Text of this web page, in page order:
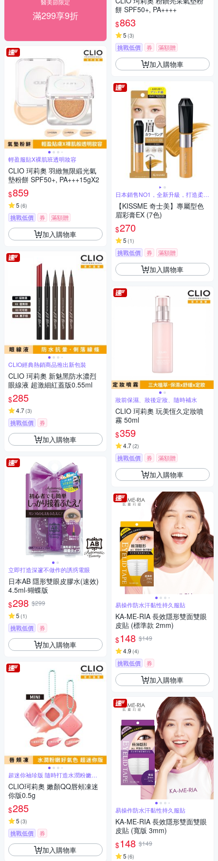
醫美節限定
滿299享9折
輕盈服貼X裸肌班透明妝容
CLIO 珂莉奧 羽緻無限緞光氣
墊粉餅 SPF50+, PA+++15gX2
$859
5 (6)
挑戰低價 券 滿額贈
加入購物車
CLIO經典熱銷商品推出新包裝
CLIO 珂莉奧 新魅黑防水濃烈
眼線液 超激細紅蓋版0.55ml
$285
4.7(3)
挑戰低價 券
加入購物車
立即打造深邃不做作的誘惑電眼
日本AB 隱形雙眼皮膠水(速效)
4.5ml-蝴蝶版
$298 $299
5 (1)
挑戰低價 券
加入購物車
超迷你袖珍版 隨時打造水潤粉嫩好
氣色
CLIO珂莉奧 嫩顏QQ唇頰凍迷
你版0.5g
$285
5 (3)
挑戰低價 券
加入購物車
餅 SPF50+, PA++++
$863
5 (3)
挑戰低價 券 滿額贈
加入購物車
日本銷售NO1，全新升級，打造柔和
自然眉
【KISSME 奇士美】專屬型色
眉彩膏EX (7色)
$270
5 (1)
挑戰低價 券 滿額贈
加入購物車
妝前保濕、妝後定妝、隨時補水
CLIO 珂莉奧 玩美恆久定妝噴
霧 50ml
$359
4.7(2)
挑戰低價 券 滿額贈
加入購物車
易操作防水汗黏性持久服貼
KA-ME-RIA 長效隱形雙面雙眼
皮貼 (標準款 2mm)
$148 $149
4.9 (4)
挑戰低價 券
加入購物車
易操作防水汗黏性持久服貼
KA-ME-RIA 長效隱形雙面雙眼
皮貼 (寬版 3mm)
$148 $149
5 (6)